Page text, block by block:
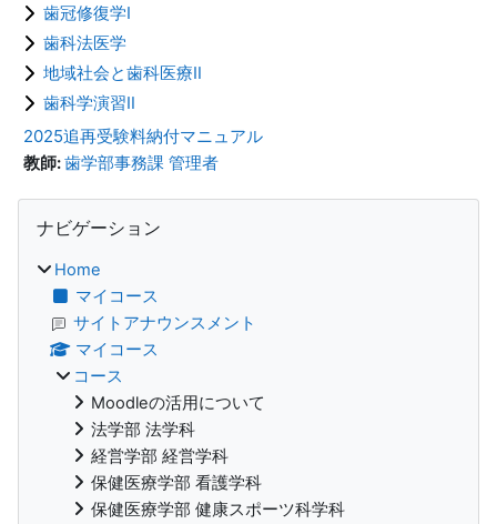
歯冠修復学Ⅰ
歯科法医学
地域社会と歯科医療Ⅱ
歯科学演習Ⅱ
2025追再受験料納付マニュアル
教師:歯学部事務課 管理者
ブロック
ナビゲーション
Home
マイコース
サイトアナウンスメント
マイコース
コース
Moodleの活用について
法学部 法学科
経営学部 経営学科
保健医療学部 看護学科
保健医療学部 健康スポーツ科学科